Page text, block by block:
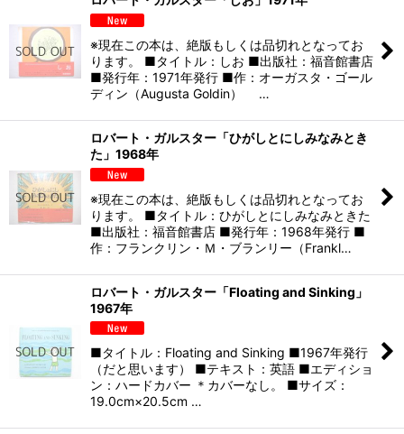
※現在この本は、絶版もしくは品切れとなってお
ります。 ■タイトル：しお ■出版社：福音館書店
■発行年：1971年発行 ■作：オーガスタ・ゴール
ディン（Augusta Goldin） …
ロバート・ガルスター「ひがしとにしみなみとき
た」1968年
※現在この本は、絶版もしくは品切れとなってお
ります。 ■タイトル：ひがしとにしみなみときた
■出版社：福音館書店 ■発行年：1968年発行 ■
作：フランクリン・Ｍ・ブランリー（Frankl…
ロバート・ガルスター「Floating and Sinking」
1967年
■タイトル：Floating and Sinking ■1967年発行
（だと思います） ■テキスト：英語 ■エディショ
ン：ハードカバー ＊カバーなし。 ■サイズ：
19.0cm×20.5cm …